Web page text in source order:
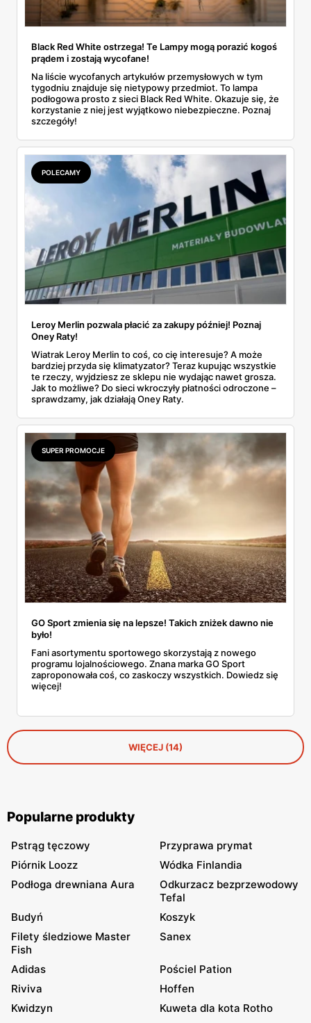
Black Red White ostrzega! Te Lampy mogą porazić kogoś
prądem i zostają wycofane!
Na liście wycofanych artykułów przemysłowych w tym
tygodniu znajduje się nietypowy przedmiot. To lampa
podłogowa prosto z sieci Black Red White. Okazuje się, że
korzystanie z niej jest wyjątkowo niebezpieczne. Poznaj
szczegóły!
POLECAMY
Leroy Merlin pozwala płacić za zakupy później! Poznaj
Oney Raty!
Wiatrak Leroy Merlin to coś, co cię interesuje? A może
bardziej przyda się klimatyzator? Teraz kupując wszystkie
te rzeczy, wyjdziesz ze sklepu nie wydając nawet grosza.
Jak to możliwe? Do sieci wkroczyły płatności odroczone –
sprawdzamy, jak działają Oney Raty.
SUPER PROMOCJE
GO Sport zmienia się na lepsze! Takich zniżek dawno nie
było!
Fani asortymentu sportowego skorzystają z nowego
programu lojalnościowego. Znana marka GO Sport
zaproponowała coś, co zaskoczy wszystkich. Dowiedz się
więcej!
WIĘCEJ (14)
Popularne produkty
Pstrąg tęczowy
Przyprawa prymat
Piórnik Loozz
Wódka Finlandia
Podłoga drewniana Aura
Odkurzacz bezprzewodowy
Tefal
Budyń
Koszyk
Filety śledziowe Master
Fish
Sanex
Adidas
Pościel Pation
Riviva
Hoffen
Kwidzyn
Kuweta dla kota Rotho